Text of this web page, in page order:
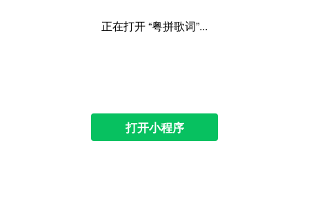
正在打开 “粤拼歌词”...
打开小程序